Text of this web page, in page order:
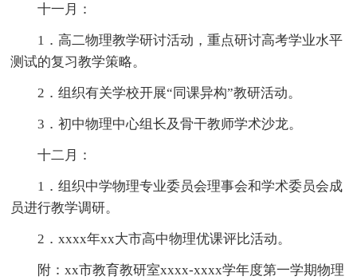
十一月：
1．高二物理教学研讨活动，重点研讨高考学业水平
测试的复习教学策略。
2．组织有关学校开展“同课异构”教研活动。
3．初中物理中心组长及骨干教师学术沙龙。
十二月：
1．组织中学物理专业委员会理事会和学术委员会成
员进行教学调研。
2．xxxx年xx大市高中物理优课评比活动。
附：xx市教育教研室xxxx-xxxx学年度第一学期物理